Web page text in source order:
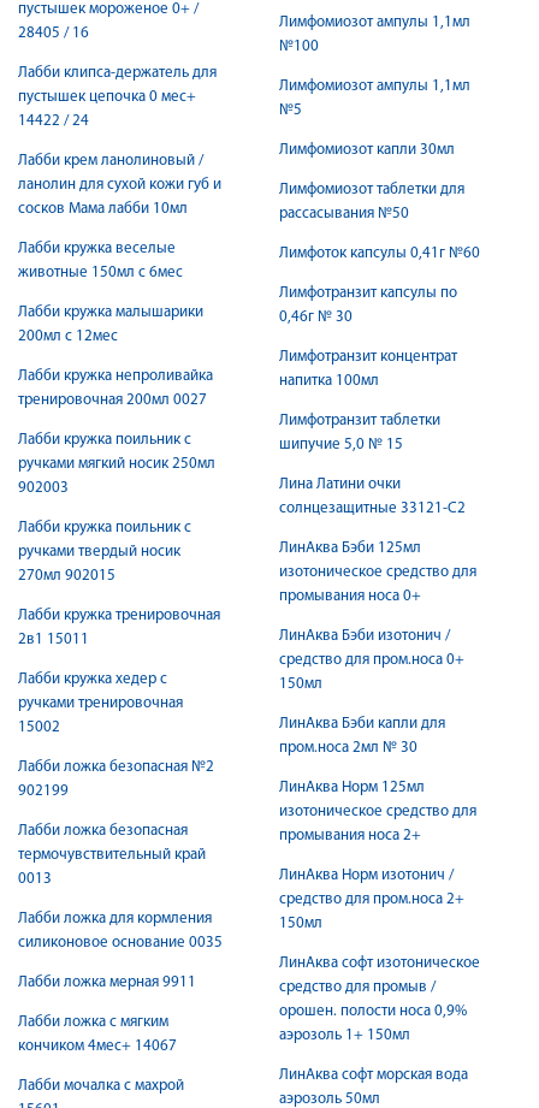
пустышек мороженое 0+ /
28405 / 16
Лабби клипса-держатель для
пустышек цепочка 0 мес+
14422 / 24
Лабби крем ланолиновый /
ланолин для сухой кожи губ и
сосков Мама лабби 10мл
Лабби кружка веселые
животные 150мл с 6мес
Лабби кружка малышарики
200мл с 12мес
Лабби кружка непроливайка
тренировочная 200мл 0027
Лабби кружка поильник с
ручками мягкий носик 250мл
902003
Лабби кружка поильник с
ручками твердый носик
270мл 902015
Лабби кружка тренировочная
2в1 15011
Лабби кружка хедер с
ручками тренировочная
15002
Лабби ложка безопасная №2
902199
Лабби ложка безопасная
термочувствительный край
0013
Лабби ложка для кормления
силиконовое основание 0035
Лабби ложка мерная 9911
Лабби ложка с мягким
кончиком 4мес+ 14067
Лабби мочалка с махрой
Лимфомиозот ампулы 1,1мл
№100
Лимфомиозот ампулы 1,1мл
№5
Лимфомиозот капли 30мл
Лимфомиозот таблетки для
рассасывания №50
Лимфоток капсулы 0,41г №60
Лимфотранзит капсулы по
0,46г № 30
Лимфотранзит концентрат
напитка 100мл
Лимфотранзит таблетки
шипучие 5,0 № 15
Лина Латини очки
солнцезащитные 33121-C2
ЛинАква Бэби 125мл
изотоническое средство для
промывания носа 0+
ЛинАква Бэби изотонич /
средство для пром.носа 0+
150мл
ЛинАква Бэби капли для
пром.носа 2мл № 30
ЛинАква Норм 125мл
изотоническое средство для
промывания носа 2+
ЛинАква Норм изотонич /
средство для пром.носа 2+
150мл
ЛинАква софт изотоническое
средство для промыв /
орошен. полости носа 0,9%
аэрозоль 1+ 150мл
ЛинАква софт морская вода
аэрозоль 50мл